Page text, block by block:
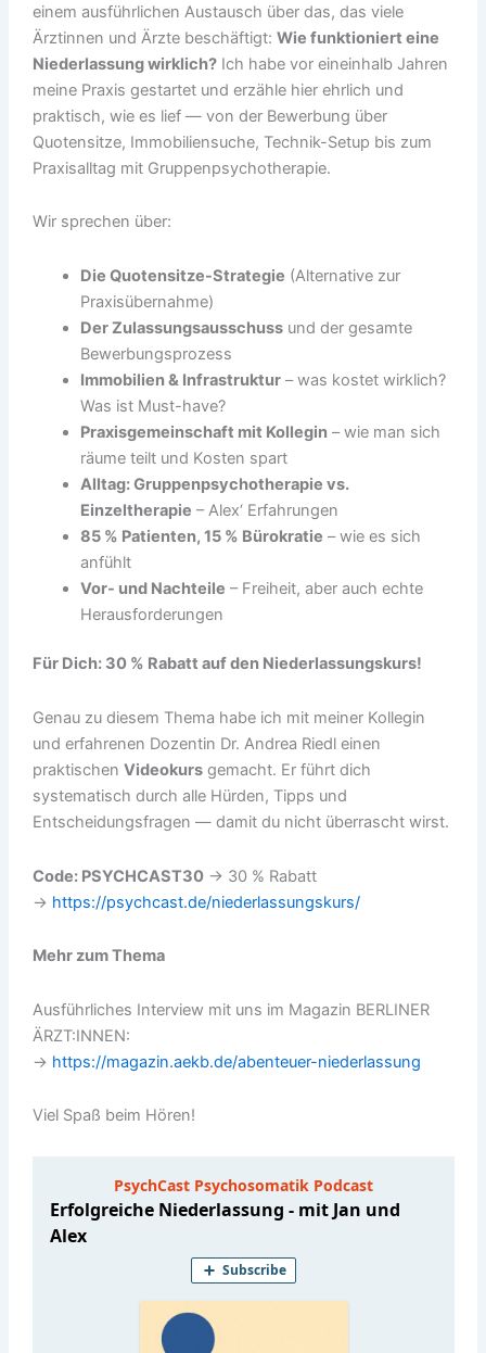
einem ausführlichen Austausch über das, das viele
Ärztinnen und Ärzte beschäftigt: Wie funktioniert eine
Niederlassung wirklich?Ich habe vor eineinhalb Jahren
meine Praxis gestartet und erzähle hier ehrlich und
praktisch, wie es lief — von der Bewerbung über
Quotensitze, Immobiliensuche, Technik-Setup bis zum
Praxisalltag mit Gruppenpsychotherapie.
Wir sprechen über:
Die Quotensitze-Strategie (Alternative zur
Praxisübernahme)
Der Zulassungsausschussund der gesamte
Bewerbungsprozess
Immobilien & Infrastruktur– was kostet wirklich?
Was ist Must-have?
Praxisgemeinschaft mit Kollegin– wie man sich
räume teilt und Kosten spart
Alltag: Gruppenpsychotherapie vs.
Einzeltherapie – Alex‘ Erfahrungen
85 % Patienten, 15 % Bürokratie – wie es sich
anfühlt
Vor- und Nachteile – Freiheit, aber auch echte
Herausforderungen
Für Dich: 30 % Rabatt auf den Niederlassungskurs!
Genau zu diesem Thema habe ich mit meiner Kollegin
und erfahrenen Dozentin Dr. Andrea Riedl einen
praktischen Videokursgemacht. Er führt dich
systematisch durch alle Hürden, Tipps und
Entscheidungsfragen — damit du nicht überrascht wirst.
Code: PSYCHCAST30→ 30 % Rabatt
→ https://psychcast.de/niederlassungskurs/
Mehr zum Thema
Ausführliches Interview mit uns im Magazin BERLINER
ÄRZT:INNEN:
→ https://magazin.aekb.de/abenteuer-niederlassung
Viel Spaß beim Hören!